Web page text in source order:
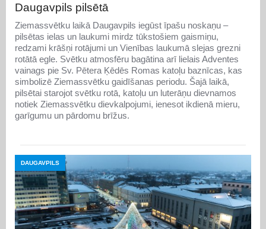
Daugavpils pilsētā
Ziemassvētku laikā Daugavpils iegūst īpašu noskaņu –
pilsētas ielas un laukumi mirdz tūkstošiem gaismiņu,
redzami krāšņi rotājumi un Vienības laukumā slejas grezni
rotātā egle. Svētku atmosfēru bagātina arī lielais Adventes
vainags pie Sv. Pētera Ķēdēs Romas katoļu baznīcas, kas
simbolizē Ziemassvētku gaidīšanas periodu. Šajā laikā,
pilsētai starojot svētku rotā, katoļu un luterāņu dievnamos
notiek Ziemassvētku dievkalpojumi, ienesot ikdienā mieru,
garīgumu un pārdomu brīžus.
DAUGAVPILS